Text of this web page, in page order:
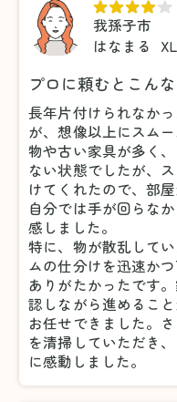
我孫子市
はなまる
プロに頼むとこん
長年片付けられなか
が、想像以上にスム
物や古い家具が多く
ない状態でしたが、
けてくれたので、部
自分では手が回らな
感しました。
特に、物が散乱して
ムの仕分けを迅速か
ありがたかったです
認しながら進めるこ
お任せできました。
を清掃していただき
に感動しました。